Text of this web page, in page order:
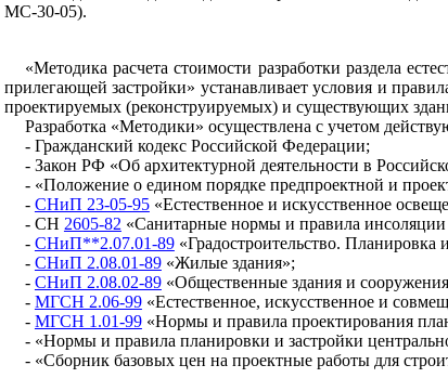
МС-30-05).
«Методика расчета стоимости разработки раздела
прилегающей застройки» устанавливает условия и
проектируемых (реконструируемых) и существующих
Разработка «Методики» осуществлена с учетом
- Гражданский кодекс Российской Федерации;
- Закон РФ «Об архитектурной деятельности в
- «Положение о едином порядке предпроектной и
- СНиП 23-05-95«Естественное и искусственное
- СН 2605-82 «Санитарные нормы и правила
- СНиП**2.07.01-89«Градостроительство. Планировка
- СНиП 2.08.01-89«Жилые здания»;
- СНиП 2.08.02-89«Общественные здания и
- МГСН 2.06-99«Естественное, искусственное и
- МГСН 1.01-99«Нормы и правила проектирования
- «Нормы и правила планировки и застройки
- «Сборник базовых цен на проектные работы для